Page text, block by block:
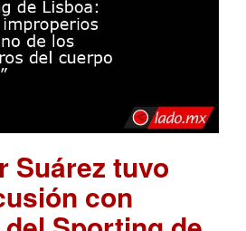
Suárez tuvo
con